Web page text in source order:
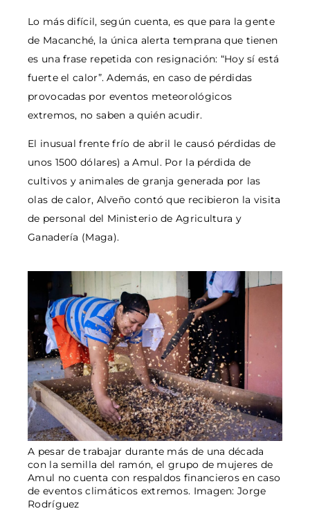
Lo más difícil, según cuenta, es que para la gente
de Macanché, la única alerta temprana que tienen
es una frase repetida con resignación: “Hoy sí está
fuerte el calor”. Además, en caso de pérdidas
provocadas por eventos meteorológicos
extremos, no saben a quién acudir.
El inusual frente frío de abril le causó pérdidas de
unos 1500 dólares) a Amul. Por la pérdida de
cultivos y animales de granja generada por las
olas de calor, Alveño contó que recibieron la visita
de personal del Ministerio de Agricultura y
Ganadería (Maga).
A pesar de trabajar durante más de una década
con la semilla del ramón, el grupo de mujeres de
Amul no cuenta con respaldos financieros en caso
de eventos climáticos extremos. Imagen: Jorge
Rodríguez